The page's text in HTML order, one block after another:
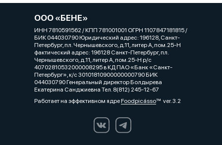
ООО «БЕНЕ»
ИНН 7810591562 / КПП 781001001 ОГРН 1107847181815 /
БИК 044030790 Юридический адрес: 196128, Санкт-
Петербург, пл. Чернышевского, д.11, литер А, пом.25-Н
фактический адрес: 196128 Санкт-Петербург, пл.
Чернышевского, д.11, литер А, пом.25-Н р/с
40702810532000008295 в КД ПАО «Банк «Санкт-
Петербург», к/с 30101810900000000790 БИК
044030790 Генеральный директор Болдырева
Екатерина Санджиевна Тел. 8(812) 245-12-67
Работает на эффективном ядреFoodpicássover. 3.2